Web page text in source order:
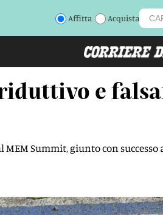
Affitta Acquista
e
MEM Summit, giunto con